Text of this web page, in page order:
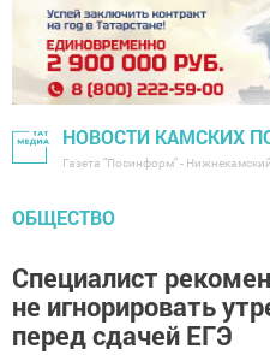
НОВОСТИ КАМСКИХ
Газета "Посинформ" -
ОБЩЕСТВО
Специалист
не игнорировать
перед сдачей ЕГЭ